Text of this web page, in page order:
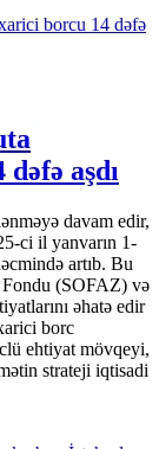
aşdı
davam edir,
ci il yanvarın 1-
artıb. Bu
(SOFAZ) və
əhatə edir
borc
ehtiyat mövqeyi,
strateji iqtisadi